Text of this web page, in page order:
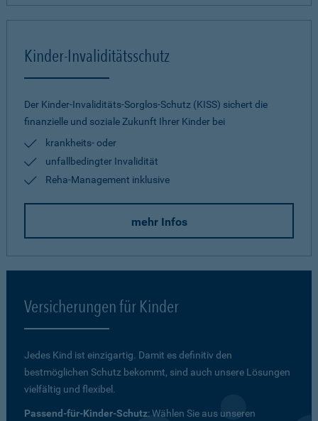
Kinder-Invaliditätsschutz
Der Kinder-Invaliditäts-Sorglos-Schutz (KISS) sichert die
finanzielle und soziale Zukunft Ihrer Kinder bei
krankheits- oder
unfallbedingter Invalidität
Reha-Management inklusive
mehr Infos
Versicherungen für Kinder
Jedes Kind ist einzigartig. Damit es definitiv den
bestmöglichen Schutz bekommt, sind auch unsere Lösungen
vielfältig und flexibel.
Passend-für-Kinder-Schutz: Wählen Sie aus unseren